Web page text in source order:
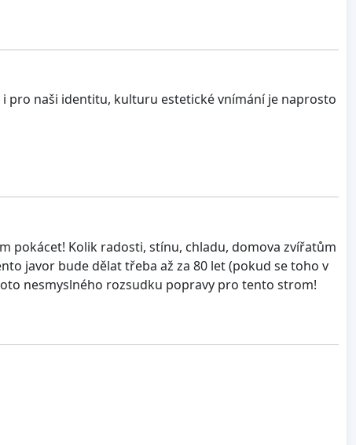
pro naši identitu, kulturu estetické vnímání je naprosto
pokácet! Kolik radosti, stínu, chladu, domova zvířatům
javor bude dělat třeba až za 80 let (pokud se toho v
nesmyslného rozsudku popravy pro tento strom!